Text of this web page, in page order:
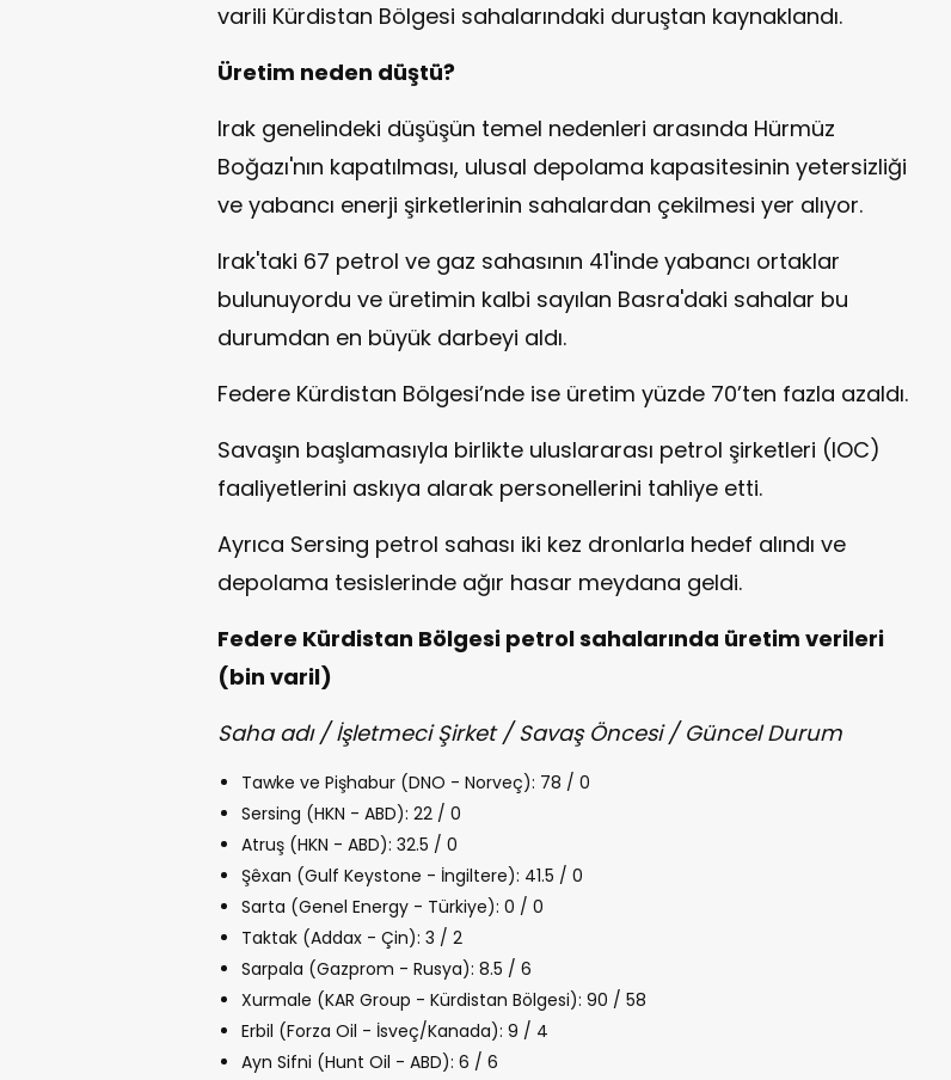
varili Kürdistan Bölgesi sahalarındaki duruştan kaynaklandı.
Üretim neden düştü?
Irak genelindeki düşüşün temel nedenleri arasında Hürmüz
Boğazı'nın kapatılması, ulusal depolama kapasitesinin yetersizliği
ve yabancı enerji şirketlerinin sahalardan çekilmesi yer alıyor.
Irak'taki 67 petrol ve gaz sahasının 41'inde yabancı ortaklar
bulunuyordu ve üretimin kalbi sayılan Basra'daki sahalar bu
durumdan en büyük darbeyi aldı.
Federe Kürdistan Bölgesi’nde ise üretim yüzde 70’ten fazla azaldı.
Savaşın başlamasıyla birlikte uluslararası petrol şirketleri (IOC)
faaliyetlerini askıya alarak personellerini tahliye etti.
Ayrıca Sersing petrol sahası iki kez dronlarla hedef alındı ve
depolama tesislerinde ağır hasar meydana geldi.
Federe Kürdistan Bölgesi petrol sahalarında üretim verileri
(bin varil)
Saha adı / İşletmeci Şirket / Savaş Öncesi / Güncel Durum
Tawke ve Pişhabur (DNO - Norveç): 78 / 0
Sersing (HKN - ABD): 22 / 0
Atruş (HKN - ABD): 32.5 / 0
Şêxan (Gulf Keystone - İngiltere): 41.5 / 0
Sarta (Genel Energy - Türkiye): 0 / 0
Taktak (Addax - Çin): 3 / 2
Sarpala (Gazprom - Rusya): 8.5 / 6
Xurmale (KAR Group - Kürdistan Bölgesi): 90 / 58
Erbil (Forza Oil - İsveç/Kanada): 9 / 4
Ayn Sifni (Hunt Oil - ABD): 6 / 6